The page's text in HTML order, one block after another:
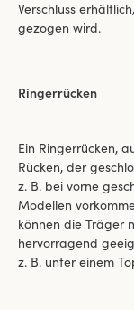
Verschluss
gezogen wird.
Ringerrücken
Ein Ringerrücken,
Rücken, der
z. B. bei vorne
Modellen
können die Träger
hervorragend
z. B. unter einem